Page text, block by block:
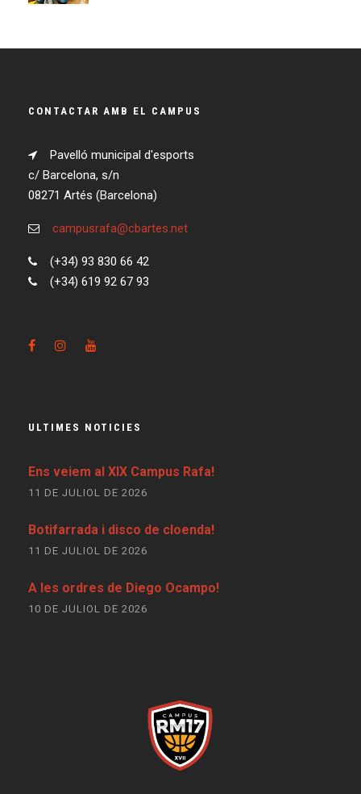
CONTACTAR AMB EL CAMPUS
Pavelló municipal d'esports
c/ Barcelona, s/n
08271 Artés (Barcelona)
campusrafa@cbartes.net
(+34) 93 830 66 42
(+34) 619 92 67 93
ULTIMES NOTICIES
Ens veiem al XIX Campus Rafa!
11 DE JULIOL DE 2026
Botifarrada i disco de cloenda!
11 DE JULIOL DE 2026
A les ordres de Diego Ocampo!
10 DE JULIOL DE 2026